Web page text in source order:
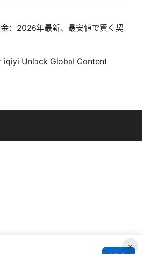
：2026年最新、最安値で賢く契
iqiyi Unlock Global Content
×